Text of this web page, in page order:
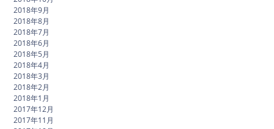
2018年9月
2018年8月
2018年7月
2018年6月
2018年5月
2018年4月
2018年3月
2018年2月
2018年1月
2017年12月
2017年11月